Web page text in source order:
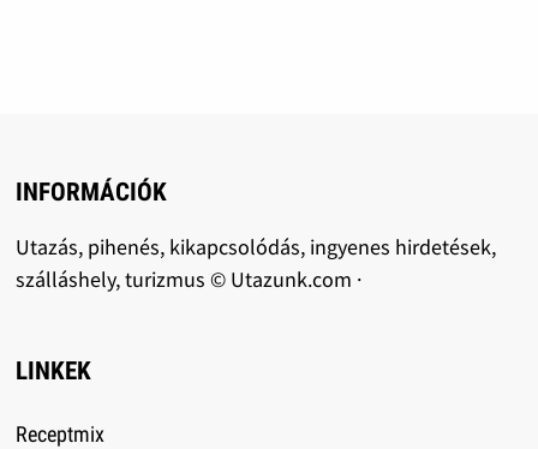
INFORMÁCIÓK
Utazás, pihenés, kikapcsolódás, ingyenes hirdetések,
szálláshely, turizmus © Utazunk.com ·
LINKEK
Receptmix